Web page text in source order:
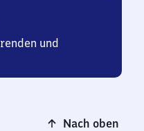
und
Nach oben